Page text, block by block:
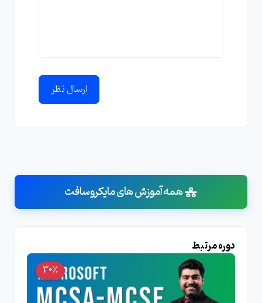
ارسال نظر
همه آموزش های مایکروسافت
دوره مرتبط
30٪